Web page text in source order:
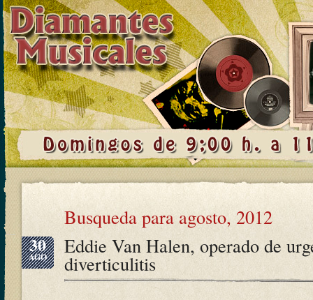
Busqueda para agosto, 2012
30
AGO Eddie Van Halen, operado de
diverticulitis